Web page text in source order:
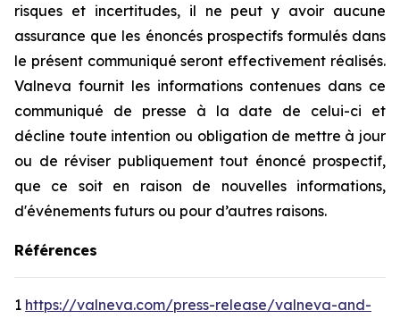
risques et incertitudes, il ne peut y avoir aucune
assurance que les énoncés prospectifs formulés dans
le présent communiqué seront effectivement réalisés.
Valneva fournit les informations contenues dans ce
communiqué de presse à la date de celui-ci et
décline toute intention ou obligation de mettre à jour
ou de réviser publiquement tout énoncé prospectif,
que ce soit en raison de nouvelles informations,
d'événements futurs ou pour d’autres raisons.
Références
1 https://valneva.com/press-release/valneva-and-